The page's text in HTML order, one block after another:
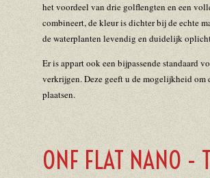
het voordeel van drie golflengten en een
combineert, de kleur is dichter bij de echte
de waterplanten levendig en duidelijk
Er is appart ook een bijpassende standaard
verkrijgen. Deze geeft u de mogelijkheid om
plaatsen.
ONF FLAT NANO -